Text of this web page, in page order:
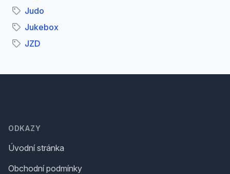
Judo
Jukebox
JZD
ODKAZY
Úvodní stránka
Obchodní podmínky